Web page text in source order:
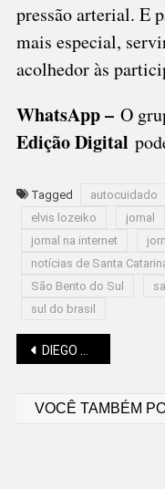
pressão arterial. E
mais especial,
acolhedor às
WhatsApp – O
Edição Digital
Tagged autocuidado
elvis lozeiko
jornal
jornal na internet
notícias de Santa
São Bento do Sul
sul do brasil
DIEGO ANDRADE: A OPERAÇÃO “CONTENÇÃO” E A CIDADE DESIGUAL
VOCÊ TAMBÉM